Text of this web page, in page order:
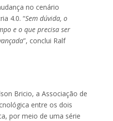
no cenário
4.0. “Sem dúvida, o
e o que precisa ser
”, conclui Ralf
Bricio, a Associação de
entre os dois
por meio de uma série